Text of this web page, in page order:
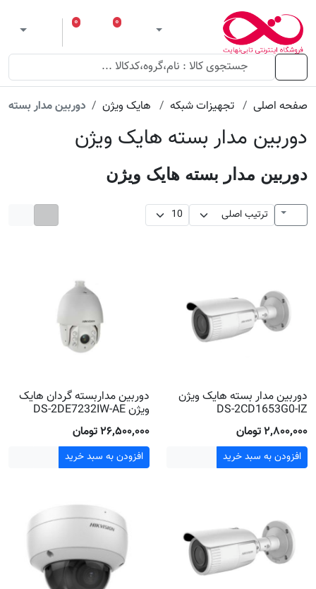
ورود لیست مورد علاقه
۰
سبد خرید
۰
منو
صفحه اصلی
تجهیزات شبکه هایک ویژن دوربین مدار بسته
دوربین مدار بسته هایک ویژن
دوربین مدار بسته هایک ویژن
دوربین مدار بسته هایک ویژن
DS-2CD1653G0-IZ
۲٬۸۰۰٬۰۰۰ تومان
افزودن به سبد خرید
دوربین مداربسته گردان هایک
ویژن DS-2DE7232IW-AE
۲۶٬۵۰۰٬۰۰۰ تومان
افزودن به سبد خرید